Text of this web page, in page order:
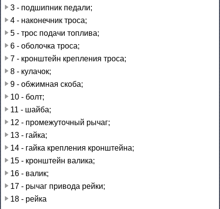
3 - подшипник педали;
4 - наконечник троса;
5 - трос подачи топлива;
6 - оболочка троса;
7 - кронштейн крепления троса;
8 - кулачок;
9 - обжимная скоба;
10 - болт;
11 - шайба;
12 - промежуточный рычаг;
13 - гайка;
14 - гайка крепления кронштейна;
15 - кронштейн валика;
16 - валик;
17 - рычаг привода рейки;
18 - рейка